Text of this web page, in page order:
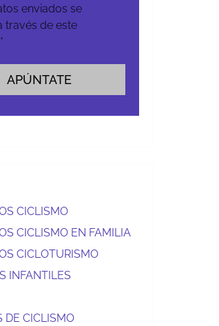
enviados se
través de este
CICLISMO
CICLISMO EN FAMILIA
CICLOTURISMO
INFANTILES
DE CICLISMO